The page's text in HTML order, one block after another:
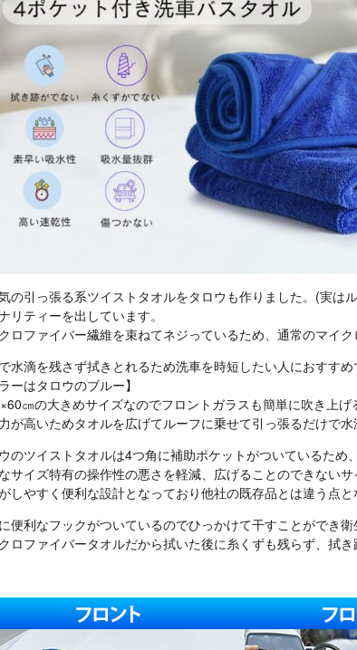
の引っ張る系ツイストタオルをタロウも作りました。(実は
リティーを出しています。
ロファイバー繊維を束ねてネジっているため、通常のマイ
水滴を残さず拭きとれるため洗車を時短したい人におすすめ
ーはタロウのブルー】
㎝の大きめサイズなのでフロントガラスも簡単に吹き上げ
が高いためタオルを広げてルーフに乗せて引っ張るだけで水
のツイストタオルは4つ角に補助ポケットがついているため、
サイズ特有の操作性の悪さを軽減、広げることのできない
しやすく便利な設計となっており他社の既存品とは違う点と
便利なフックがついているのでひっかけて干すことができ衛
ロファイバータオルだから拭いた後に糸くずも残らず、拭き